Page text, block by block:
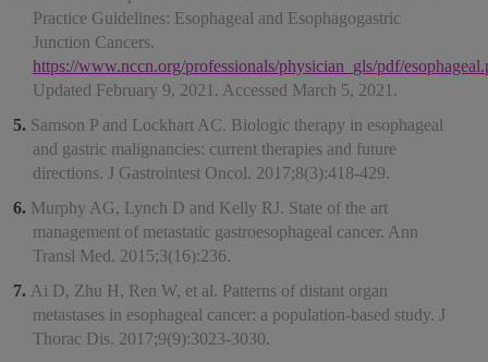
Practice Guidelines: Esophageal and Esophagogastric
Junction Cancers.
https://www.nccn.org/professionals/physician_gls/pdf/
Updated February 9, 2021. Accessed March 5, 2021.
Samson P and Lockhart AC. Biologic therapy in esophageal
and gastric malignancies: current therapies and future
directions. J Gastrointest Oncol. 2017;8(3):418-429.
Murphy AG, Lynch D and Kelly RJ. State of the art
management of metastatic gastroesophageal cancer. Ann
Transl Med. 2015;3(16):236.
Ai D, Zhu H, Ren W, et al. Patterns of distant organ
metastases in esophageal cancer: a population-based study. J
Thorac Dis. 2017;9(9):3023-3030.